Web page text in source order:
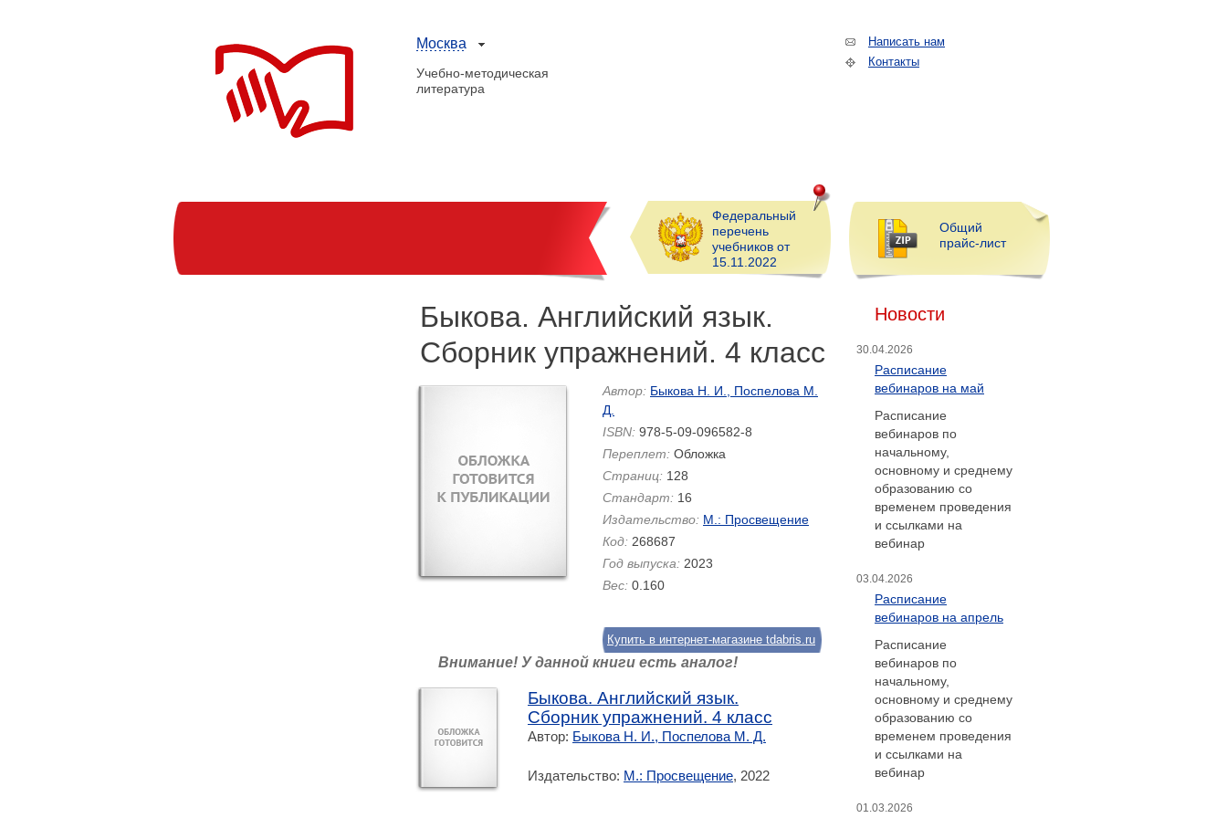
Москва
Учебно-методическая
литература
Написать нам
Контакты
Федеральный
перечень
учебников от
15.11.2022
Общий
прайс-лист
Быкова. Английский язык.
Сборник упражнений. 4 класс
Автор: Быкова Н. И., Поспелова М.
Д.
ISBN: 978-5-09-096582-8
Переплет: Обложка
Страниц: 128
Стандарт: 16
Издательство: М.: Просвещение
Код: 268687
Год выпуска: 2023
Вес: 0.160
Купить в интернет-магазине tdabris.ru
Внимание! У данной книги есть аналог!
Быкова. Английский язык.
Сборник упражнений. 4 класс
Автор: Быкова Н. И., Поспелова М. Д.
Издательство: М.: Просвещение, 2022
Новости
30.04.2026
Расписание
вебинаров на май
Расписание
вебинаров по
начальному,
основному и среднему
образованию со
временем проведения
и ссылками на
вебинар
03.04.2026
Расписание
вебинаров на апрель
Расписание
вебинаров по
начальному,
основному и среднему
образованию со
временем проведения
и ссылками на
вебинар
01.03.2026